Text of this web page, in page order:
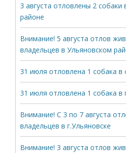
3 августа отловлены 2 собаки
районе
Внимание! 5 августа отлов
владельцев в Ульяновском
31 июля отловлена 1 собака в
31 июля отловлена 1 собака в
Внимание! С 3 по 7 августа
владельцев в г.Ульяновске
Внимание! 3 августа отлов